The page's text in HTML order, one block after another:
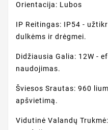
Orientacija: Lubos
IP Reitingas: IP54 -
dulkėms ir drėgmei.
Didžiausia Galia: 12W -
naudojimas.
Šviesos Srautas: 960
apšvietimą.
Vidutinė Valandų